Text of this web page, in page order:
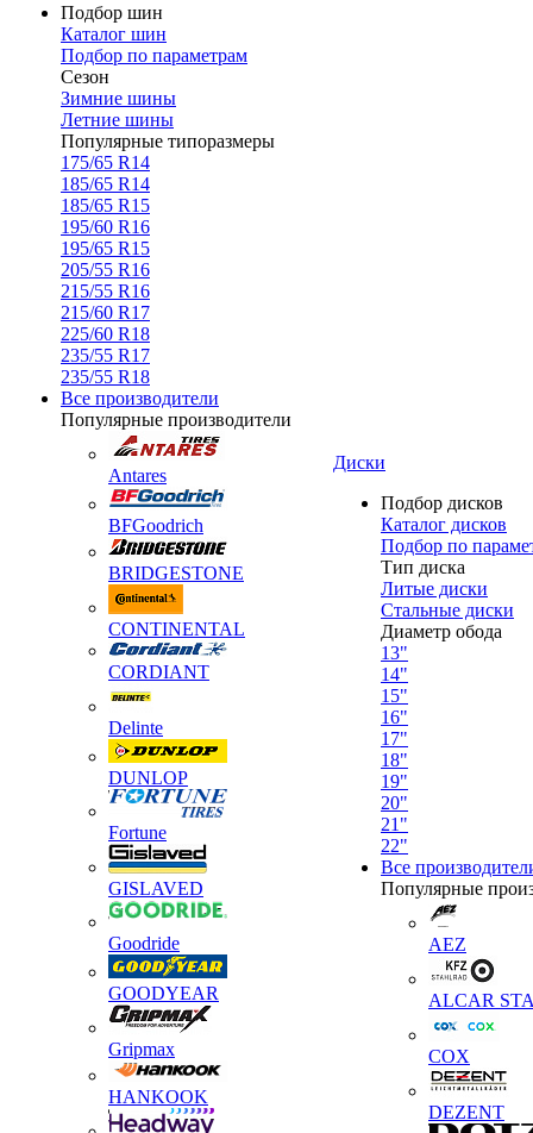
Подбор шин
Каталог шин
Подбор по параметрам
Сезон
Зимние шины
Летние шины
Популярные типоразмеры
175/65 R14
185/65 R14
185/65 R15
195/60 R16
195/65 R15
205/55 R16
215/55 R16
215/60 R17
225/60 R18
235/55 R17
235/55 R18
Все производители
Популярные производители
Antares
BFGoodrich
BRIDGESTONE
CONTINENTAL
CORDIANT
Delinte
DUNLOP
Fortune
GISLAVED
Goodride
GOODYEAR
Gripmax
HANKOOK
Диски
Подбор дисков
Каталог дисков
Подбор по
Тип диска
Литые диски
Стальные диски
Диаметр обода
13"
14"
15"
16"
17"
18"
19"
20"
21"
22"
Все
Популярные
AEZ
ALCAR
COX
DEZENT